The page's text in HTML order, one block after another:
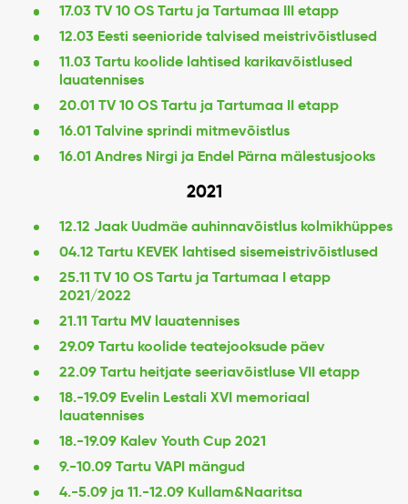
17.03 TV 10 OS Tartu ja Tartumaa III etapp
12.03 Eesti seenioride talvised meistrivõistlused
11.03 Tartu koolide lahtised karikavõistlused
lauatennises
20.01 TV 10 OS Tartu ja Tartumaa II etapp
16.01 Talvine sprindi mitmevõistlus
16.01 Andres Nirgi ja Endel Pärna mälestusjooks
2021
12.12 Jaak Uudmäe auhinnavõistlus kolmikhüppes
04.12 Tartu KEVEK lahtised sisemeistrivõistlused
25.11 TV 10 OS Tartu ja Tartumaa I etapp
2021/2022
21.11 Tartu MV lauatennises
29.09 Tartu koolide teatejooksude päev
22.09 Tartu heitjate seeriavõistluse VII etapp
18.-19.09 Evelin Lestali XVI memoriaal
lauatennises
18.-19.09 Kalev Youth Cup 2021
9.-10.09 Tartu VAPI mängud
4.-5.09 ja 11.-12.09 Kullam&Naaritsa